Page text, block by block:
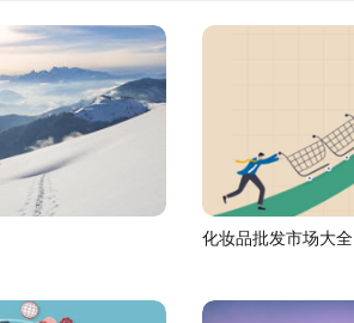
化妆品批发市场大全